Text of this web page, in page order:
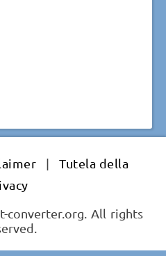
|
Tutela della
converter.org. All rights